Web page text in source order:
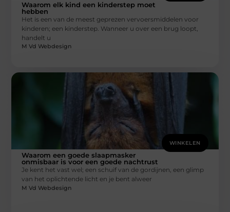
Waarom elk kind een kinderstep moet
hebben
Het is een van de meest geprezen vervoersmiddelen voor
kinderen; een kinderstep. Wanneer u over een brug loopt,
handelt u
M Vd Webdesign
WINKELEN
Waarom een goede slaapmasker
onmisbaar is voor een goede nachtrust
Je kent het vast wel; een schuif van de gordijnen, een glimp
van het oplichtende licht en je bent alweer
M Vd Webdesign